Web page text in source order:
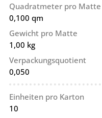
Quadratmeter pro Matte
0,100 qm
Gewicht pro Matte
1,00 kg
Verpackungsquotient
0,050
Einheiten pro Karton
10